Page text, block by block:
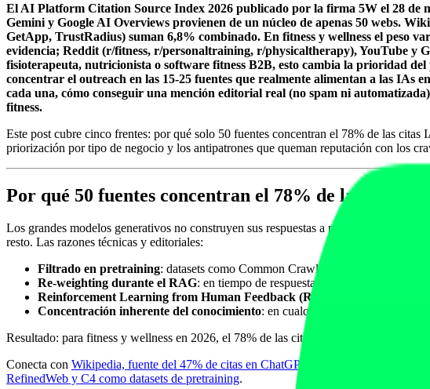
El AI Platform Citation Source Index 2026 publicado por la firma 5W el 28 de
Gemini y Google AI Overviews provienen de un núcleo de apenas 50 webs.
GetApp, TrustRadius) suman 6,8% combinado. En fitness y wellness el peso
evidencia; Reddit (r/fitness, r/personaltraining, r/physicaltherapy), YouTube y
fisioterapeuta, nutricionista o software fitness B2B, esto cambia la prioridad
concentrar el outreach en las 15-25 fuentes que realmente alimentan a las
cada una, cómo conseguir una mención editorial real (no spam ni
fitness.
Este post cubre cinco frentes: por qué solo 50 fuentes concentran el 78% de las
priorización por tipo de negocio y los antipatrones que queman reputación con los
Por qué 50 fuentes concentran el 78% de las citas IA
Los grandes modelos generativos no construyen sus respuestas a partir de toda la
resto. Las razones técnicas y editoriales:
Filtrado en pretraining: datasets como Common Crawl, FineWeb,
Re-weighting durante el RAG: en tiempo de respuesta, los retrievers
Reinforcement Learning from Human Feedback (RLHF)
: los
Concentración inherente del conocimiento: en cualquier vertical, los 50
Resultado: para fitness y wellness en 2026, el 78% de las citas IA provienen de un
Conecta con Wikipedia, fuente del 47% de citas en ChatGPT, Claude, Perplexity y AI
RefinedWeb y C4 como datasets de pretraining.